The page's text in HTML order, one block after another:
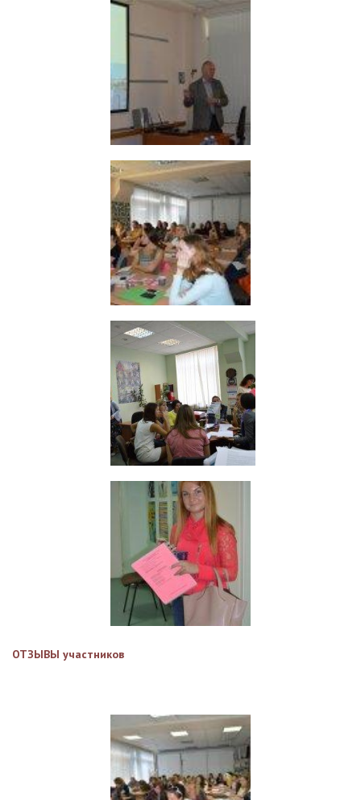
ОТЗЫВЫ участников